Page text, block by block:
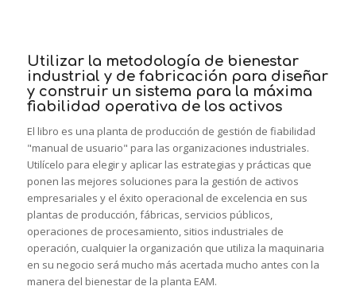
Utilizar la metodología de bienestar
industrial y de fabricación para diseñar
y construir un sistema para la máxima
fiabilidad operativa de los activos
El libro es una planta de producción de gestión de fiabilidad
"manual de usuario" para las organizaciones industriales.
Utilícelo para elegir y aplicar las estrategias y prácticas que
ponen las mejores soluciones para la gestión de activos
empresariales y el éxito operacional de excelencia en sus
plantas de producción, fábricas, servicios públicos,
operaciones de procesamiento, sitios industriales de
operación, cualquier la organización que utiliza la maquinaria
en su negocio será mucho más acertada mucho antes con la
manera del bienestar de la planta EAM.